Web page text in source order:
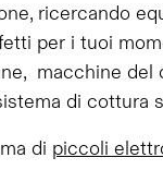
ricercando
per i tuoi
macchine del
di cottura
di piccoli